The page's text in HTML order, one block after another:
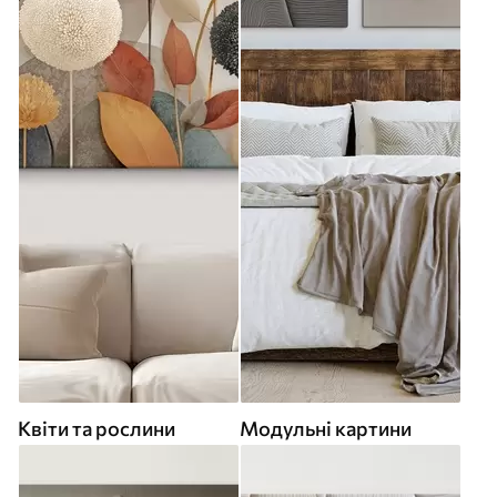
Квіти та рослини Модульні картини